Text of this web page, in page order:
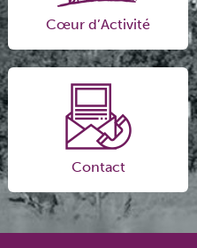
Cœur d’Activité
Contact